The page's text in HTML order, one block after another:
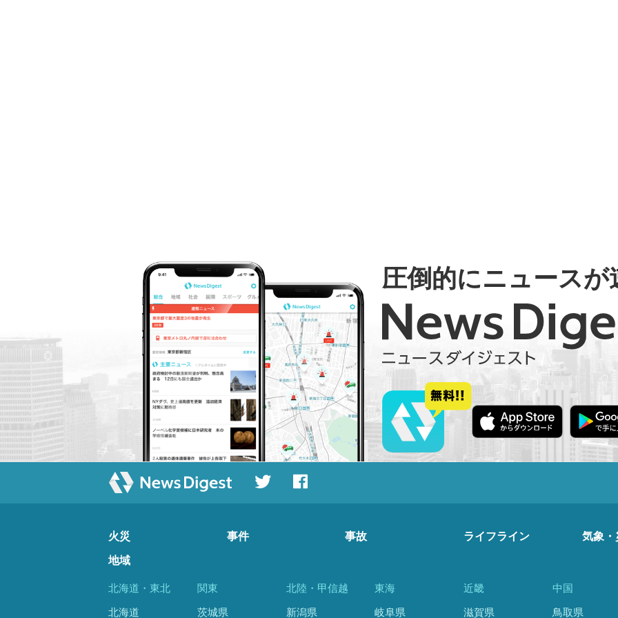
圧倒的にニュースが
火災 事件 事故 ライフライン 気象・
地域
北海道・東北
北海道
関東
茨城県
北陸・甲信越
新潟県
東海
岐阜県
近畿
滋賀県
中国
鳥取県